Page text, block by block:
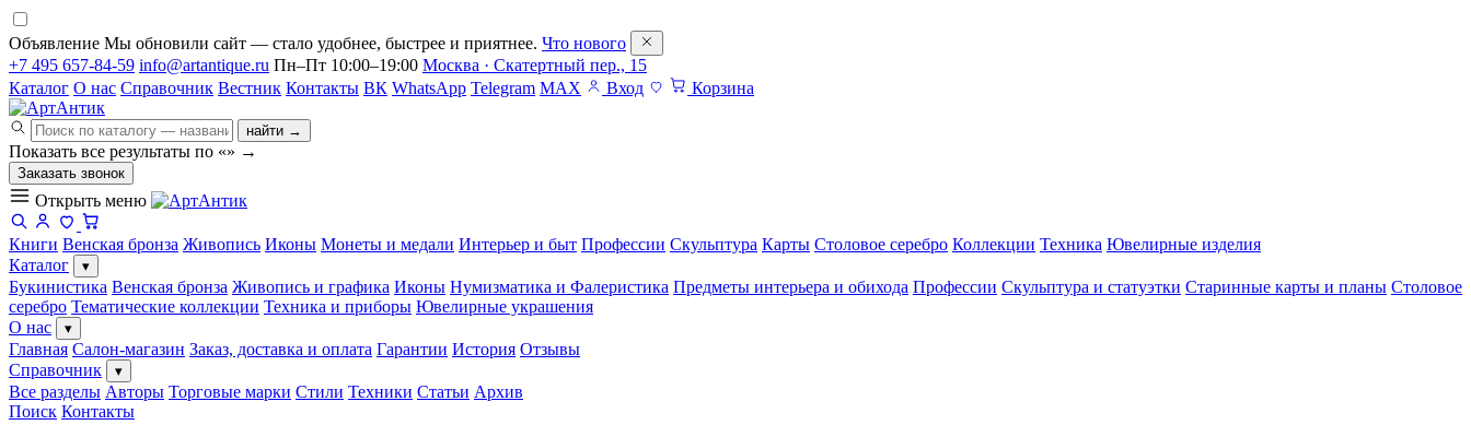
Объявление Мы обновили сайт — стало удобнее, быстрее и приятнее. Что нового
+7 495 657-84-59 info@artantique.ru Пн–Пт 10:00–19:00 Москва · Скатертный пер., 15
Каталог О нас Справочник Вестник Контакты ВК WhatsApp Telegram MAX Вход Корзина
найти →
Показать все результаты по «» →
Заказать звонок
Открыть меню
Книги Венская бронза Живопись Иконы Монеты и медали Интерьер и быт Профессии Скульптура Карты Столовое серебро Коллекции Техника Ювелирные изделия
Каталог
▾
Букинистика Венская бронза Живопись и графика Иконы Нумизматика и Фалеристика Предметы интерьера и обихода Профессии Скульптура и статуэтки Старинные карты и планы Столовое
серебро Тематические коллекции Техника и приборы Ювелирные украшения
О нас
▾
Главная Салон-магазин Заказ, доставка и оплата Гарантии История Отзывы
Справочник
▾
Все разделы Авторы Торговые марки Стили Техники Статьи Архив
Поиск Контакты